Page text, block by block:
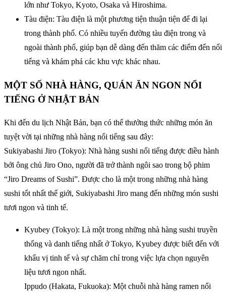
lớn như Tokyo, Kyoto, Osaka và Hiroshima.
Tàu điện: Tàu điện là một phương tiện thuận tiện để đi lại
trong thành phố. Có nhiều tuyến đường tàu điện trong và
ngoài thành phố, giúp bạn dễ dàng đến thăm các điểm đến nổi
tiếng và khám phá các khu vực khác nhau.
MỘT SỐ NHÀ HÀNG, QUÁN ĂN NGON NỔI
TIẾNG Ở NHẬT BẢN
Khi đến du lịch Nhật Bản, bạn có thể thưởng thức những món ăn
tuyệt vời tại những nhà hàng nổi tiếng sau đây:
Sukiyabashi Jiro (Tokyo): Nhà hàng sushi nổi tiếng được điều hành
bởi ông chủ Jiro Ono, người đã trở thành ngôi sao trong bộ phim
“Jiro Dreams of Sushi”. Được cho là một trong những nhà hàng
sushi tốt nhất thế giới, Sukiyabashi Jiro mang đến những món sushi
tươi ngon và tinh tế.
Kyubey (Tokyo): Là một trong những nhà hàng sushi truyền
thống và danh tiếng nhất ở Tokyo, Kyubey được biết đến với
khẩu vị tinh tế và sự chăm chỉ trong việc lựa chọn nguyên
liệu tươi ngon nhất.
Ippudo (Hakata, Fukuoka): Một chuỗi nhà hàng ramen nổi